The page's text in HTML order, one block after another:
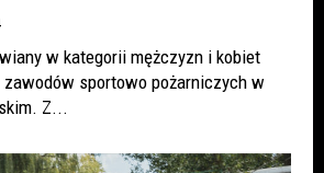
w kategorii mężczyzn i kobiet
zawodów sportowo pożarniczych w
Z...